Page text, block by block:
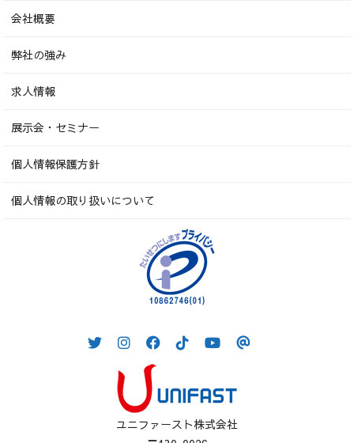
会社概要
弊社の強み
求人情報
展示会・セミナー
個人情報保護方針
個人情報の取り扱いについて
ユニファースト株式会社